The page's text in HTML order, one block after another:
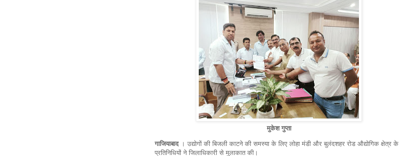
मुकेश गुप्ता
गाजियाबाद। उद्योगों की बिजली काटने की समस्या के लिए लोहा मंडी और बुलंदशहर रोड औद्योगिक क्षेत्र के
प्रतिनिधियों ने जिलाधिकारी से मुलाकात की।